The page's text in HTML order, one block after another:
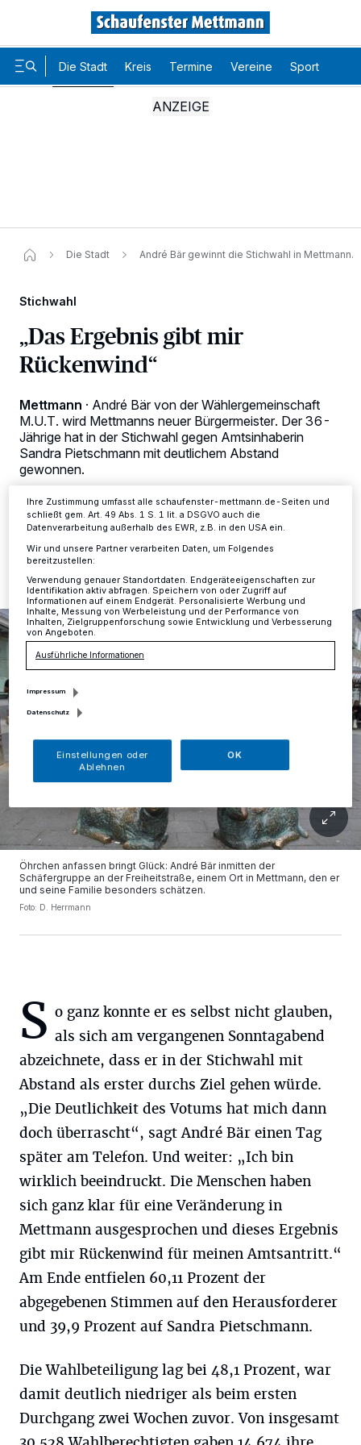
Die Stadt Kreis Termine Vereine Sport
Die Stadt André Bär gewinnt die Stichwahl in Mettmann.
Stichwahl
„Das Ergebnis gibt mir
Rückenwind“
Mettmann · André Bär von der Wählergemeinschaft
M.U.T. wird Mettmanns neuer Bürgermeister. Der 36-
Jährige hat in der Stichwahl gegen Amtsinhaberin
Sandra Pietschmann mit deutlichem Abstand
gewonnen.
02.10.2025 , 15:05 Uhr 2 Minuten Lesezeit
Öhrchen anfassen bringt Glück: André Bär inmitten der
Schäfergruppe an der Freiheitstraße, einem Ort in Mettmann, den er
und seine Familie besonders schätzen.
Foto: D. Herrmann
S o ganz konnte er es selbst nicht glauben,
als sich am vergangenen Sonntagabend
abzeichnete, dass er in der Stichwahl mit
Abstand als erster durchs Ziel gehen würde.
„Die Deutlichkeit des Votums hat mich dann
doch überrascht“, sagt André Bär einen Tag
später am Telefon. Und weiter: „Ich bin
wirklich beeindruckt. Die Menschen haben
sich ganz klar für eine Veränderung in
Mettmann ausgesprochen und dieses Ergebnis
gibt mir Rückenwind für meinen Amtsantritt.“
Am Ende entfielen 60,11 Prozent der
abgegebenen Stimmen auf den Herausforderer
und 39,9 Prozent auf Sandra Pietschmann.
Die Wahlbeteiligung lag bei 48,1 Prozent, war
damit deutlich niedriger als beim ersten
Durchgang zwei Wochen zuvor. Von insgesamt
Wir und unsere218-Partner speichern und greifen auf
personenbezogene Daten wie Browserdaten oder eindeutige
Kennungen auf Ihrem Gerät zu. Durch Auswahl von OK aktivieren Sie
Zwecke. Wenn Tracker deaktiviert sind, sind manche Inhalte und
Anzeigen möglicherweise nicht mehr so relevant für Sie. Sie können
dieses Menü jederzeit wieder aufrufen, um Ihre Einstellungen zu
ändern oder Ihre Einwilligung zu widerrufen, indem Sie auf den Link
Einstellungen oder Ablehnen am unteren Rand der Webseite klicken.
Ihre Einstellungen gelten innerhalb unseres Website. Weitere
Ihre Zustimmung umfasst alle schaufenster-mettmann.de-Seiten und
schließt gem. Art. 49 Abs. 1 S. 1 lit. a DSGVO auch die
Datenverarbeitung außerhalb des EWR, z.B. in den USA ein.
Wir und unsere Partner verarbeiten Daten, um Folgendes
bereitzustellen:
Verwendung genauer Standortdaten. Endgeräteeigenschaften zur
Identifikation aktiv abfragen. Speichern von oder Zugriff auf
Informationen auf einem Endgerät. Personalisierte Werbung und
Inhalte, Messung von Werbeleistung und der Performance von
Inhalten, Zielgruppenforschung sowie Entwicklung und Verbesserung
von Angeboten.
Ausführliche Informationen
Impressum
Datenschutz
Einstellungen oder
Ablehnen
OK